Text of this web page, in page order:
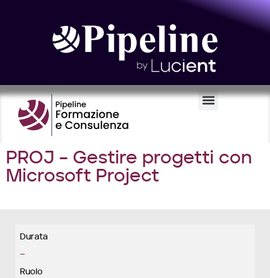
PROJ – Gestire progetti con
Microsoft Project
Durata
Ruolo